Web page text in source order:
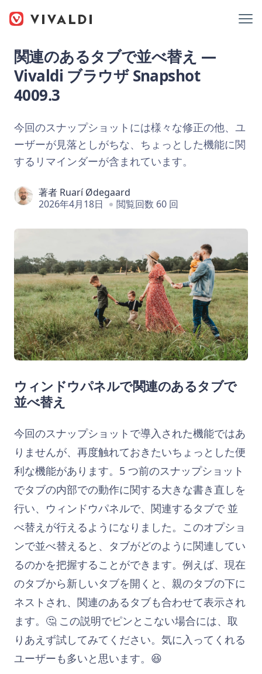
関連のあるタブで並べ替え —
Vivaldi ブラウザ Snapshot
4009.3
今回のスナップショットには様々な修正の他、ユ
ーザーが見落としがちな、ちょっとした機能に関
するリマインダーが含まれています。
著者 Ruarí Ødegaard
2026年4月18日
閲覧回数 60 回
ウィンドウパネルで関連のあるタブで
並べ替え
今回のスナップショットで導入された機能ではあ
りませんが、再度触れておきたいちょっとした便
利な機能があります。5 つ前のスナップショット
でタブの内部での動作に関する大きな書き直しを
行い、ウィンドウパネルで、関連するタブで並
べ替えが行えるようになりました。このオプショ
ンで並べ替えると、タブがどのように関連してい
るのかを把握することができます。例えば、現在
のタブから新しいタブを開くと、親のタブの下に
ネストされ、関連のあるタブも合わせて表示され
ます。🤔 この説明でピンとこない場合には、取
りあえず試してみてください。気に入ってくれる
ユーザーも多いと思います。😆